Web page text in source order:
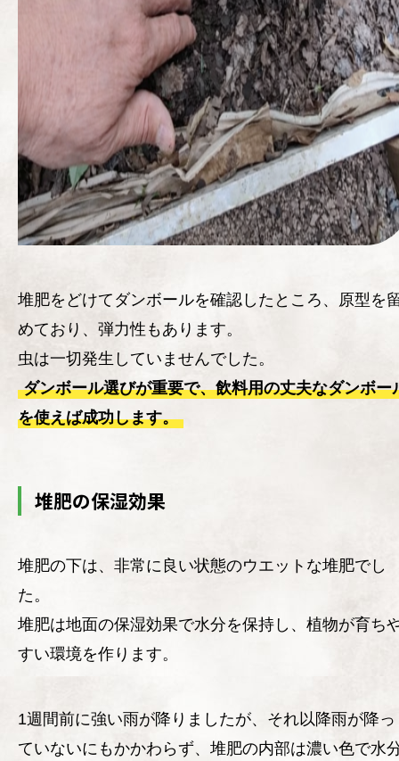
堆肥をどけてダンボールを確認したところ、原型を
めており、弾力性もあります。
虫は一切発生していませんでした。
ダンボール選びが重要で、飲料用の丈夫なダンボー
を使えば成功します。
堆肥の保湿効果
堆肥の下は、非常に良い状態のウエットな堆肥でし
た。
堆肥は地面の保湿効果で水分を保持し、植物が育ち
すい環境を作ります。
1週間前に強い雨が降りましたが、それ以降雨が降っ
ていないにもかかわらず、堆肥の内部は濃い色で水